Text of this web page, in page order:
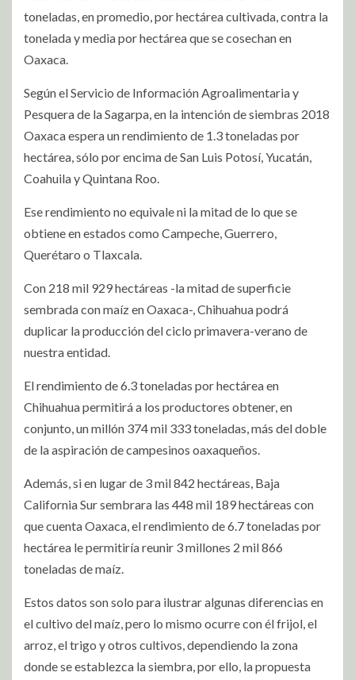
toneladas, en promedio, por hectárea cultivada, contra la
tonelada y media por hectárea que se cosechan en
Oaxaca.
Según el Servicio de Información Agroalimentaria y
Pesquera de la Sagarpa, en la intención de siembras 2018
Oaxaca espera un rendimiento de 1.3 toneladas por
hectárea, sólo por encima de San Luis Potosí, Yucatán,
Coahuila y Quintana Roo.
Ese rendimiento no equivale ni la mitad de lo que se
obtiene en estados como Campeche, Guerrero,
Querétaro o Tlaxcala.
Con 218 mil 929 hectáreas -la mitad de superficie
sembrada con maíz en Oaxaca-, Chihuahua podrá
duplicar la producción del ciclo primavera-verano de
nuestra entidad.
El rendimiento de 6.3 toneladas por hectárea en
Chihuahua permitirá a los productores obtener, en
conjunto, un millón 374 mil 333 toneladas, más del doble
de la aspiración de campesinos oaxaqueños.
Además, si en lugar de 3 mil 842 hectáreas, Baja
California Sur sembrara las 448 mil 189 hectáreas con
que cuenta Oaxaca, el rendimiento de 6.7 toneladas por
hectárea le permitiría reunir 3 millones 2 mil 866
toneladas de maíz.
Estos datos son solo para ilustrar algunas diferencias en
el cultivo del maíz, pero lo mismo ocurre con él frijol, el
arroz, el trigo y otros cultivos, dependiendo la zona
donde se establezca la siembra, por ello, la propuesta